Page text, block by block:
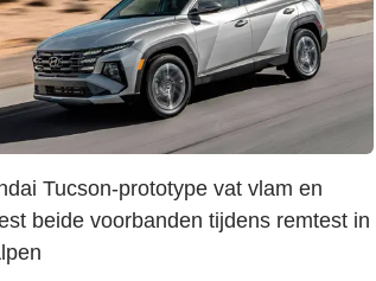
Tucson-prototype vat vlam en
beide voorbanden tijdens remtest in